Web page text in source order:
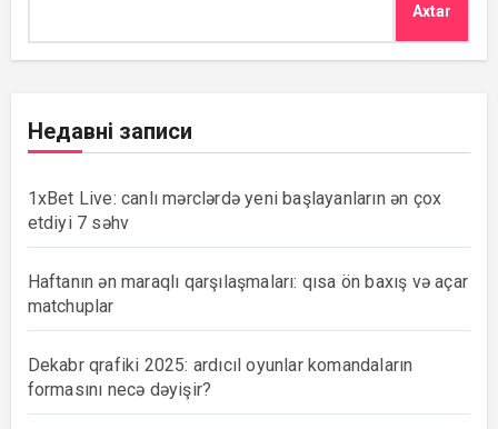
Axtar
Недавні записи
1xBet Live: canlı mərclərdə yeni başlayanların ən çox
etdiyi 7 səhv
Haftanın ən maraqlı qarşılaşmaları: qısa ön baxış və açar
matchuplar
Dekabr qrafiki 2025: ardıcıl oyunlar komandaların
formasını necə dəyişir?